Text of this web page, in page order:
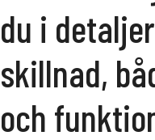
du i
skillnad,
och